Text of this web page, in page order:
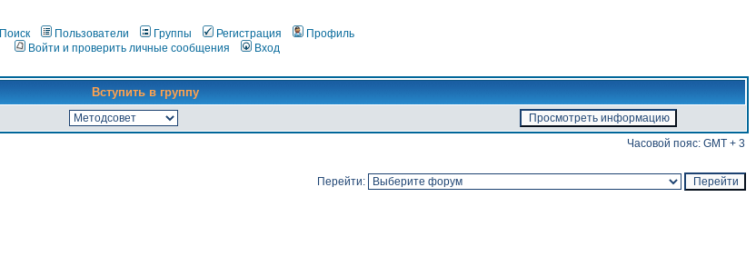
Поиск Пользователи Группы Регистрация
Профиль
Войти и проверить личные сообщения
Вход
Вступить в группу
Часовой пояс: GMT + 3
Перейти: